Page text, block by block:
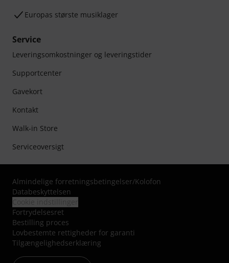
Europas største musiklager
Service
Leveringsomkostninger og leveringstider
Supportcenter
Gavekort
Kontakt
Walk-in Store
Serviceoversigt
Almindelige forretningsbetingelser/Kolofon
Databeskyttelsen
Fortrydelsesret
Bestilling proces
Lovbestemte rettigheder for garanti
Tilgængelighedserklæring